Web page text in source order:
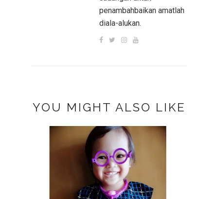
penambahbaikan amatlah
diala-alukan.
YOU MIGHT ALSO LIKE